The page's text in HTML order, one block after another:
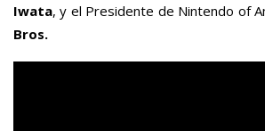
Iwata, y el Presidente de Nintendo of
Bros.